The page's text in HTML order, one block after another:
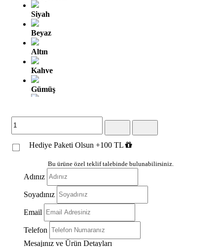
Siyah
Beyaz
Altın
Kahve
Gümüş
Kahve Altın
Gümüş Siyah
Beyaz Gümüş
Hediye Paketi Olsun +100 TL
Bu ürüne özel teklif talebinde bulunabilirsiniz.
Adınız
Soyadınız
Email
Telefon
Mesajınız ve Ürün Detayları